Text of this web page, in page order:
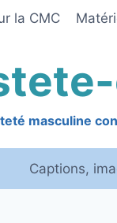
la CMC
masculine
Captions,